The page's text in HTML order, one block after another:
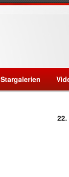
Stargalerien
22.